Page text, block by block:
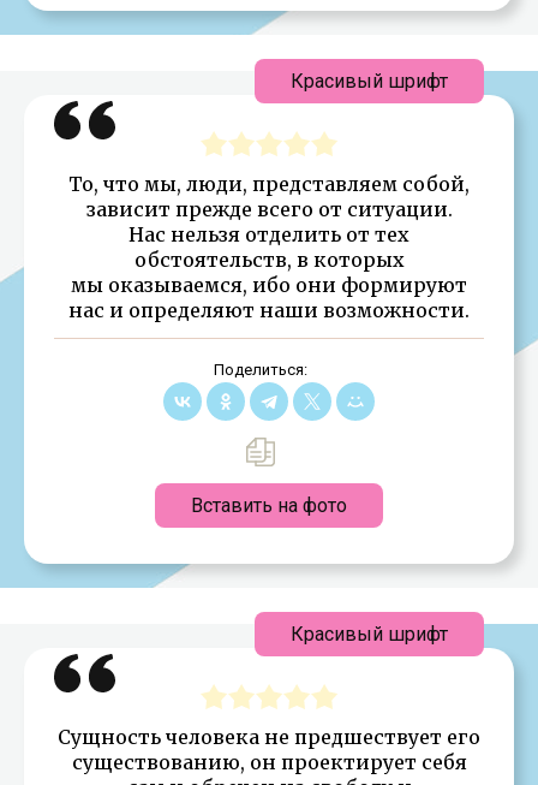
То, что мы, люди, представляем собой,
зависит прежде всего от ситуации.
Нас нельзя отделить от тех
обстоятельств, в которых
мы оказываемся, ибо они формируют
нас и определяют наши возможности.
Поделиться:
Вставить на фото
Красивый шрифт
Сущность человека не предшествует его
существованию, он проектирует себя
Красивый шрифт